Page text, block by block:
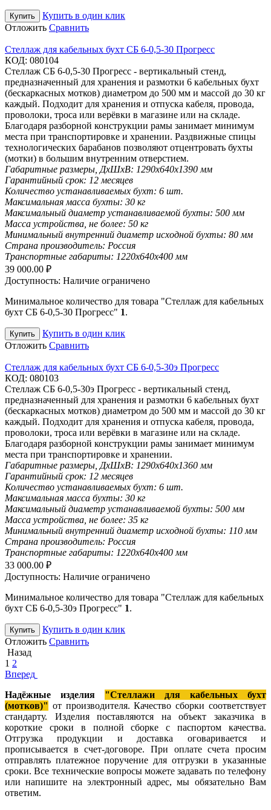
Купить
Купить в один клик
Отложить Сравнить
Стеллаж для кабельных бухт СБ 6-0,5-30 Прогресс
КОД: 080104
Стеллаж СБ 6-0,5-30 Прогресс - вертикальный стенд,
предназначенный для хранения и размотки 6 кабельных бухт
(бескаркасных мотков) диаметром до 500 мм и массой до 30 кг
каждый. Подходит для хранения и отпуска кабеля, провода,
проволоки, троса или верёвки в магазине или на складе.
Благодаря разборной конструкции рамы занимает минимум
места при транспортировке и хранении. Раздвижные спицы
технологических барабанов позволяют отцентровать бухты
(мотки) в большим внутренним отверстием.
Габаритные размеры, ДхШхВ: 1290х640х1390 мм
Гарантийный срок: 12 месяцев
Количество устанавливаемых бухт: 6 шт.
Максимальная масса бухты: 30 кг
Максимальный диаметр устанавливаемой бухты: 500 мм
Масса устройства, не более: 50 кг
Минимальный внутренний диаметр исходной бухты: 80 мм
Страна производитель: Россия
Транспортные габариты: 1220х640х400 мм
39 000.00 ₽
Доступность: Наличие ограничено
Минимальное количество для товара "Стеллаж для кабельных
бухт СБ 6-0,5-30 Прогресс" 1.
Купить
Купить в один клик
Отложить Сравнить
Стеллаж для кабельных бухт СБ 6-0,5-30э Прогресс
КОД: 080103
Стеллаж СБ 6-0,5-30э Прогресс - вертикальный стенд,
предназначенный для хранения и размотки 6 кабельных бухт
(бескаркасных мотков) диаметром до 500 мм и массой до 30 кг
каждый. Подходит для хранения и отпуска кабеля, провода,
проволоки, троса или верёвки в магазине или на складе.
Благодаря разборной конструкции рамы занимает минимум
места при транспортировке и хранении.
Габаритные размеры, ДхШхВ: 1290х640х1360 мм
Гарантийный срок: 12 месяцев
Количество устанавливаемых бухт: 6 шт.
Максимальная масса бухты: 30 кг
Максимальный диаметр устанавливаемой бухты: 500 мм
Масса устройства, не более: 35 кг
Минимальный внутренний диаметр исходной бухты: 110 мм
Страна производитель: Россия
Транспортные габариты: 1220х640х400 мм
33 000.00 ₽
Доступность: Наличие ограничено
Минимальное количество для товара "Стеллаж для кабельных
бухт СБ 6-0,5-30э Прогресс" 1.
Купить
Купить в один клик
Отложить Сравнить
Назад
1 2
Вперед
Надёжные изделия
"Стеллажи для кабельных бухт
(мотков)" от производителя. Качество сборки соответствует
стандарту. Изделия поставляются на объект заказчика в
короткие сроки в полной сборке с паспортом качества.
Отгрузка продукции и доставка оговаривается и
прописывается в счет-договоре. При оплате счета просим
отправлять платежное поручение для отгрузки в указанные
сроки. Все технические вопросы можете задавать по телефону
или напишите на электронный адрес, мы обязательно Вам
ответим.